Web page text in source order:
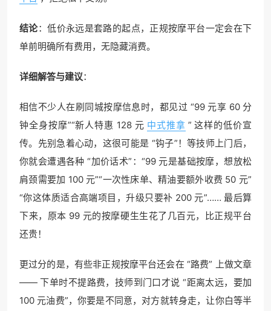
结论：低价永远是套路的起点，正规按摩平台一定会在下
单前明确所有费用，无隐藏消费。
详细解答与建议：
相信不少人在刷同城按摩信息时，都见过 “99 元享 60 分
钟全身按摩”“新人特惠 128 元 中式推拿 ” 这样的低价宣
传。先别急着心动，这很可能是 “钩子”！等技师上门后，
你就会遭遇各种 “加价话术”：“99 元是基础按摩，想放松
肩颈需要加 100 元”“一次性床单、精油要额外收费 50 元”
“你这体质适合高端项目，升级只要补 200 元”…… 最后算
下来，原本 99 元的按摩硬生生花了几百元，比正规平台
还贵！
更过分的是，有些非正规按摩平台还会在 “路费” 上做文章
—— 下单时不提路费，技师到门口才说 “距离太远，要加
100 元油费”，你要是不同意，对方就转身走，让你白等半